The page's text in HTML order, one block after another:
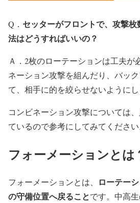
Q． セッターがフロントで、攻撃
法はどうすればいいの？
Ａ．2枚のローテーションは工夫が
ネーション攻撃を組んだり、バッ
て、相手に的を絞らせないようにし
コンビネーション攻撃については、
ているので参考にしてみてください
フォーメーションとは
フォーメーションとは、
ローテー
の守備位置へ戻ることです。中高